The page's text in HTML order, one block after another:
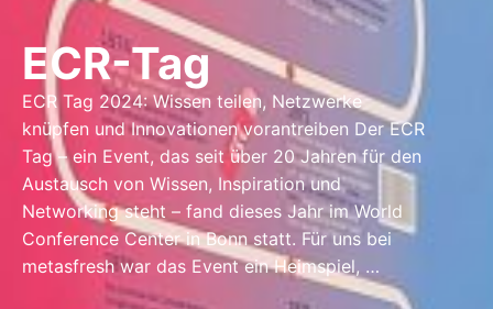
ECR-Tag
ECR Tag 2024: Wissen teilen, Netzwerke
knüpfen und Innovationen vorantreiben Der ECR
Tag – ein Event, das seit über 20 Jahren für den
Austausch von Wissen, Inspiration und
Networking steht – fand dieses Jahr im World
Conference Center in Bonn statt. Für uns bei
metasfresh war das Event ein Heimspiel, …